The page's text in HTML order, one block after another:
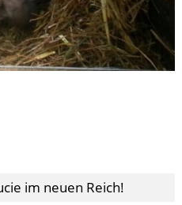
im neuen Reich!